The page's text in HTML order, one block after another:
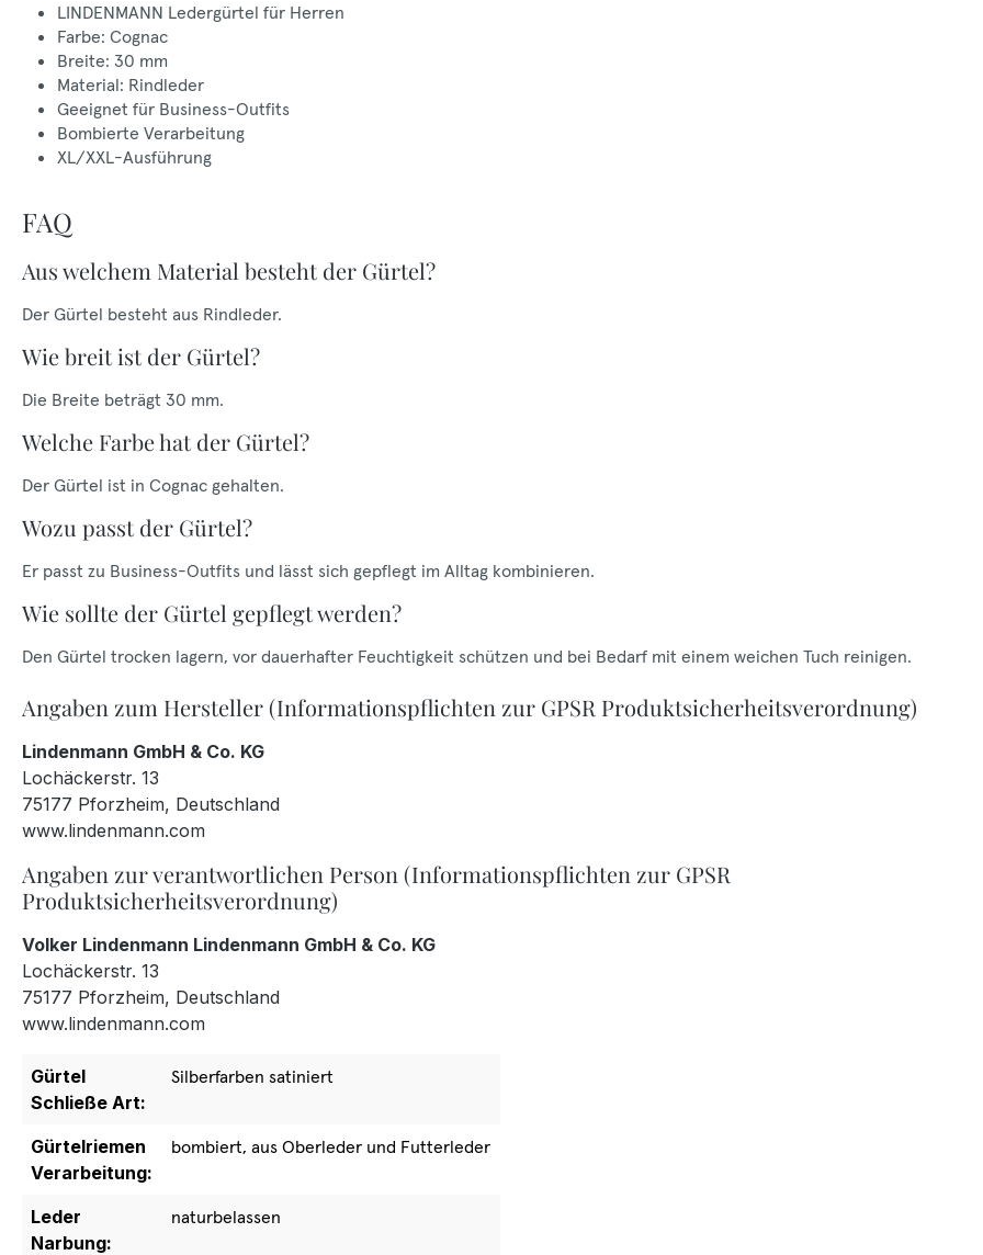
LINDENMANN Ledergürtel für Herren
Farbe: Cognac
Breite: 30 mm
Material: Rindleder
Geeignet für Business-Outfits
Bombierte Verarbeitung
XL/XXL-Ausführung
FAQ
Aus welchem Material besteht der Gürtel?
Der Gürtel besteht aus Rindleder.
Wie breit ist der Gürtel?
Die Breite beträgt 30 mm.
Welche Farbe hat der Gürtel?
Der Gürtel ist in Cognac gehalten.
Wozu passt der Gürtel?
Er passt zu Business-Outfits und lässt sich gepflegt im Alltag kombinieren.
Wie sollte der Gürtel gepflegt werden?
Den Gürtel trocken lagern, vor dauerhafter Feuchtigkeit schützen und bei Bedarf mit einem weichen Tuch reinigen.
Angaben zum Hersteller (Informationspflichten zur GPSR Produktsicherheitsverordnung)
Lindenmann GmbH & Co. KG
Lochäckerstr. 13
75177 Pforzheim, Deutschland
www.lindenmann.com
Angaben zur verantwortlichen Person (Informationspflichten zur GPSR
Produktsicherheitsverordnung)
Volker Lindenmann Lindenmann GmbH & Co. KG
Lochäckerstr. 13
75177 Pforzheim, Deutschland
www.lindenmann.com
Gürtel
Schließe Art:
Silberfarben satiniert
Gürtelriemen
Verarbeitung:
bombiert, aus Oberleder und Futterleder
Leder
Narbung:
naturbelassen